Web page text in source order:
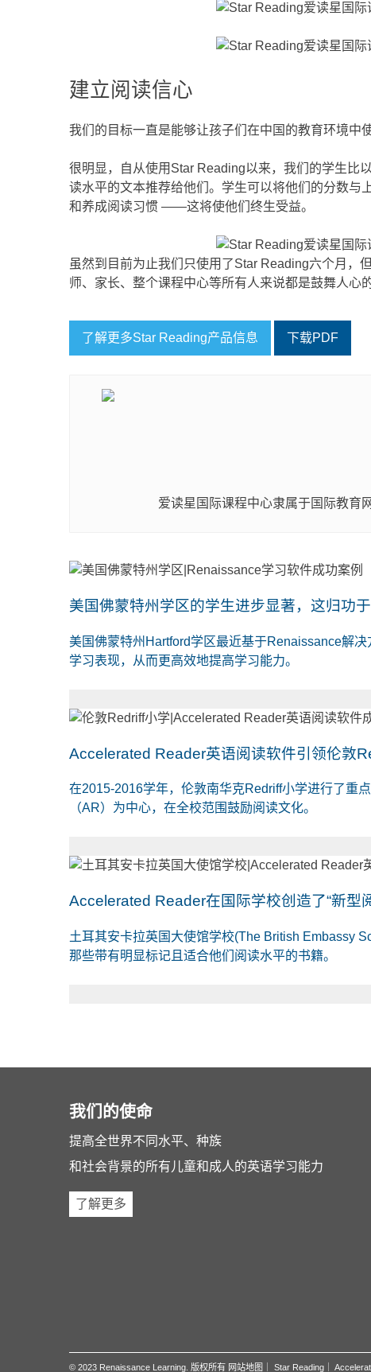
建立阅读信心
我们的目标一直是能够让孩子们在中国的教育环境中
很明显，自从使用Star Reading以来，我们的学生比
读水平的文本推荐给他们。学生可以将他们的分数与
和养成阅读习惯 ——这将使他们终生受益。
虽然到目前为止我们只使用了Star Reading六个月，
师、家长、整个课程中心等所有人来说都是鼓舞人心的
了解更多Star Reading产品信息 下载PDF
爱读星国际课程中心隶属于国际教育
美国佛蒙特州学区的学生进步显著，这归功
美国佛蒙特州Hartford学区最近基于Renaissance解
学习表现，从而更高效地提高学习能力。
Accelerated Reader英语阅读软件引领伦敦
在2015-2016学年，伦敦南华克Redriff小学进行了重
（AR）为中心，在全校范围鼓励阅读文化。
Accelerated Reader在国际学校创造了“新型
土耳其安卡拉英国大使馆学校(The British Embassy
那些带有明显标记且适合他们阅读水平的书籍。
我们的使命
提高全世界不同水平、种族
和社会背景的所有儿童和成人的英语学习能力
了解更多
© 2023 Renaissance Learning. 版权所有 网站地图 Star Reading